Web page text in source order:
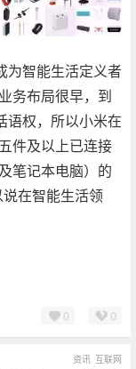
为智能生活定义者
务布局很早，到
语权，所以小米在
件及以上已连接
笔记本电脑）的
在智能生活领
0 0
资讯 互联网